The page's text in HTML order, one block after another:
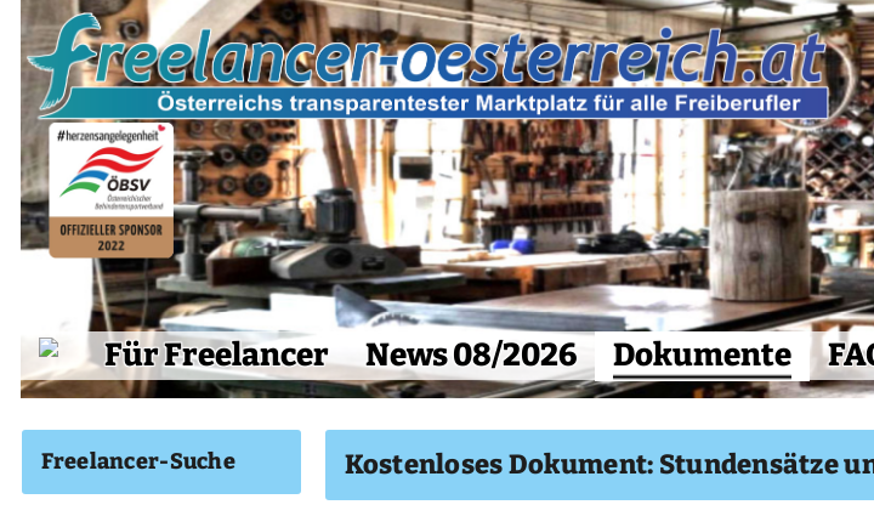
Für Freelancer News 08/2026 Dokumente
Freelancer-Suche Kostenloses Dokument: Stundensätze